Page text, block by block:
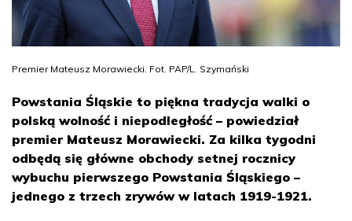
Premier Mateusz Morawiecki. Fot. PAP/L. Szymański
Powstania Śląskie to piękna tradycja walki o
polską wolność i niepodległość – powiedział
premier Mateusz Morawiecki. Za kilka tygodni
odbędą się główne obchody setnej rocznicy
wybuchu pierwszego Powstania Śląskiego –
jednego z trzech zrywów w latach 1919-1921.